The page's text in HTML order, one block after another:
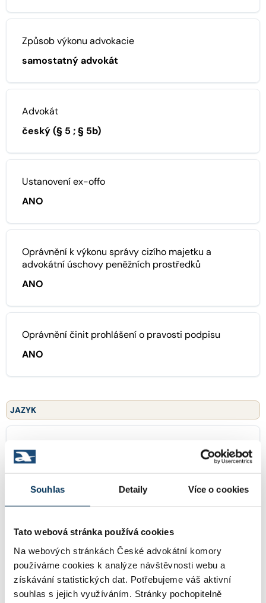
Souhlas Detaily Více o cookies
Tato webová stránka používá cookies
Na webových stránkách České advokátní komory
používáme cookies k analýze návštěvnosti webu a
získávání statistických dat. Potřebujeme váš aktivní
souhlas s jejich využíváním. Stránky pochopitelně
Způsob výkonu advokacie
samostatný advokát
Advokát
český (§ 5 ; § 5b)
Ustanovení ex-offo
ANO
Oprávnění k výkonu správy cizího majetku a
advokátní úschovy peněžních prostředků
ANO
Oprávnění činit prohlášení o pravosti podpisu
ANO
JAZYK
anglický
ruský
ukrajinský